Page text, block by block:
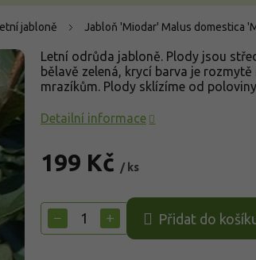
jabloně Jabloň 'Miodar' Malus domestica
199 Kč / ks
cena:
+
− Přidat do
Letní odrůda jabloně. Plody jsou
bělavě zelená, krycí barva je
mrazíkům. Plody sklízíme od
Detailní informace